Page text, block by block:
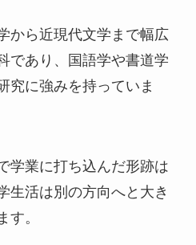
から近現代文学まで幅広
であり、国語学や書道学
究に強みを持っていま
学業に打ち込んだ形跡は
生活は別の方向へと大き
す。